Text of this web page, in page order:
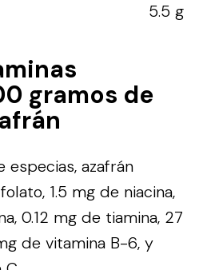
5.5 g
gramos de
especias, azafrán
1.5 mg de niacina,
0.12 mg de tiamina, 27
de vitamina B-6, y